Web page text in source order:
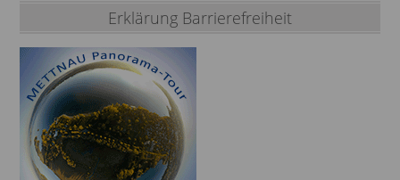
Erklärung Barrierefreiheit